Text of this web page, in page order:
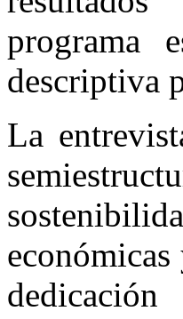
programa
descriptiva
La